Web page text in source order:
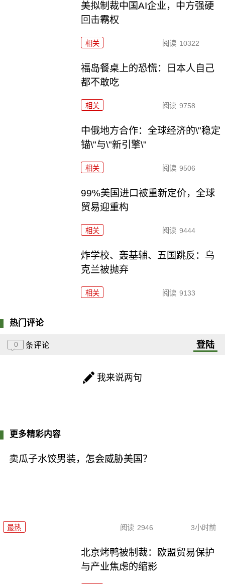
美拟制裁中国AI企业，中方强硬
回击霸权
相关 阅读 10322
福岛餐桌上的恐慌：日本人自己
都不敢吃
相关 阅读 9758
中俄地方合作：全球经济的\"稳定
锚\"与\"新引擎\"
相关 阅读 9506
99%美国进口被重新定价，全球
贸易迎重构
相关 阅读 9444
炸学校、轰基辅、五国跳反：乌
克兰被抛弃
相关 阅读 9133
热门评论
0 条评论 登陆
我来说两句
更多精彩内容
卖瓜子水饺男装，怎会威胁美国？
最热 阅读 2946 3小时前
北京烤鸭被制裁：欧盟贸易保护
与产业焦虑的缩影